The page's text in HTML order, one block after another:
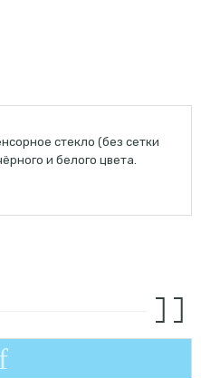
стекло (без сетки
и белого цвета.